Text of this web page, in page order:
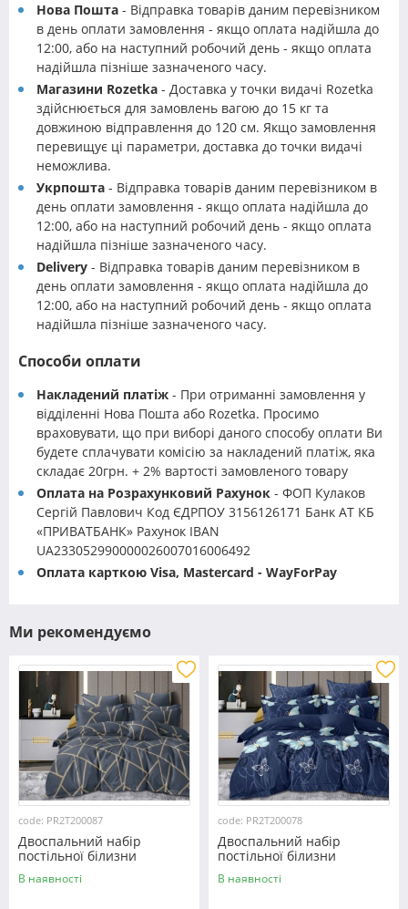
Нова Пошта - Відправка товарів даним перевізником
в день оплати замовлення - якщо оплата надійшла до
12:00, або на наступний робочий день - якщо оплата
надійшла пізніше зазначеного часу.
Магазини Rozetka - Доставка у точки видачі Rozetka
здійснюється для замовлень вагою до 15 кг та
довжиною відправлення до 120 см. Якщо замовлення
перевищує ці параметри, доставка до точки видачі
неможлива.
Укрпошта - Відправка товарів даним перевізником в
день оплати замовлення - якщо оплата надійшла до
12:00, або на наступний робочий день - якщо оплата
надійшла пізніше зазначеного часу.
Delivery - Відправка товарів даним перевізником в
день оплати замовлення - якщо оплата надійшла до
12:00, або на наступний робочий день - якщо оплата
надійшла пізніше зазначеного часу.
Способи оплати
Накладений платіж - При отриманні замовлення у
відділенні Нова Пошта або Rozetka. Просимо
враховувати, що при виборі даного способу оплати Ви
будете сплачувати комісію за накладений платіж, яка
складає 20грн. + 2% вартості замовленого товару
Оплата на Розрахунковий Рахунок - ФОП Кулаков
Сергій Павлович Код ЄДРПОУ 3156126171 Банк АТ КБ
«ПРИВАТБАНК» Рахунок IBAN
UA233052990000026007016006492
Оплата карткою Visa, Mastercard - WayForPay
Ми рекомендуємо
code: PR2T200087
Двоспальний набір
постільної білизни
180*220 із полікотону
№200087 Черешенька™
В наявності
code: PR2T200078
Двоспальний набір
постільної білизни
180*220 із полікотону
№200078 Черешенька™
В наявності